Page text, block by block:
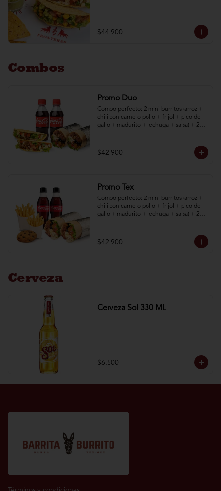
$44.900
Combos
Promo Duo
Combo perfecto: 2 mini burritos (arroz +
chili con carne o pollo + frijol + pico de
gallo + madurito + lechuga + salsa) + 2
$42.900
Promo Tex
Combo perfecto: 2 mini burritos (arroz +
chili con carne o pollo + frijol + pico de
gallo + madurito + lechuga + salsa) + 2
$42.900
Cerveza
Cerveza Sol 330 ML
$6.500